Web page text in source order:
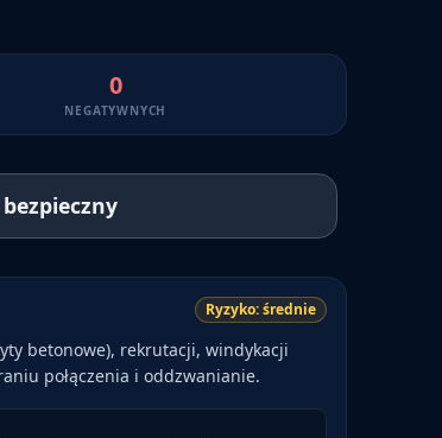
0
NEGATYWNYCH
Ryzyko:średnie
betonowe), rekrutacji, windykacji
połączenia i oddzwanianie.